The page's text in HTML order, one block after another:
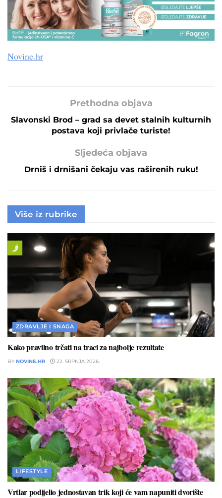
Novine.hr
Prethodna objava
Slavonski Brod – grad sa devet stalnih kulturnih
postava koji privlače turiste!
Sljedeća objava
Drniš i drnišani čekaju vas raširenih ruku!
Više iz rubrike
ZDRAVLJE I SNAGA
Kako pravilno trčati na traci za najbolje rezultate
BY NOVINE.HR 22. SRPNJA 2026.
LIFESTYLE
Vrtlar podijelio jednostavan trik koji će vam napuniti dvorište